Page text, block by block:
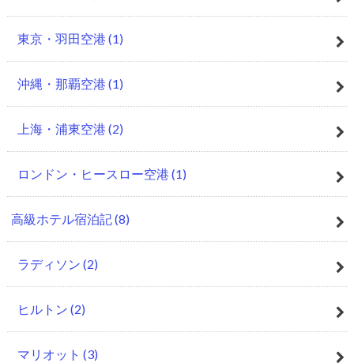
東京・羽田空港 (1)
沖縄・那覇空港 (1)
上海・浦東空港 (2)
ロンドン・ヒースロー空港 (1)
高級ホテル宿泊記(8)
ラディソン (2)
ヒルトン (2)
マリオット (3)